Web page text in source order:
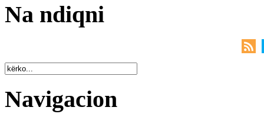
Na ndiqni
Navigacion